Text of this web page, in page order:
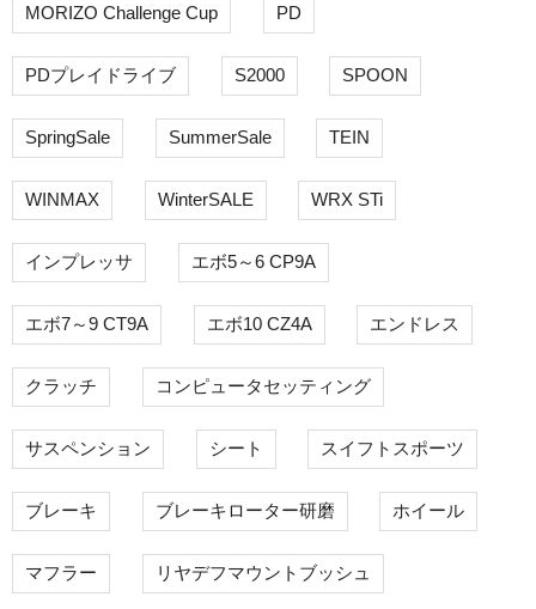
MORIZO Challenge Cup PD
PDプレイドライブ S2000 SPOON
SpringSale SummerSale TEIN
WINMAX WinterSALE WRX STi
インプレッサ エボ5～6 CP9A
エボ7～9 CT9A エボ10 CZ4A エンドレス
クラッチ コンピュータセッティング
サスペンション シート スイフトスポーツ
ブレーキ ブレーキローター研磨 ホイール
マフラー リヤデフマウントブッシュ